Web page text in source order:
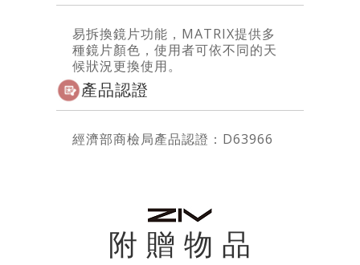
易拆換鏡片功能，MATRIX提供多
種鏡片顏色，使用者可依不同的天
候狀況更換使用。
產品認證
經濟部商檢局產品認證：D63966
附 贈 物 品